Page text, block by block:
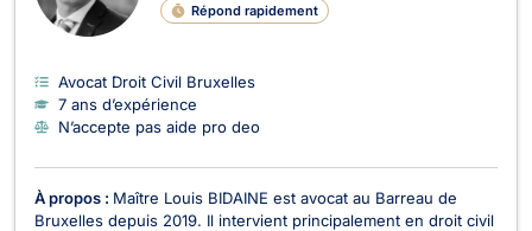
Répond rapidement
E
Avocat Droit Civil Bruxelles
7 ans d’expérience
N’accepte pas aide pro deo
À propos : Maître Louis BIDAINE est avocat au Barreau de
Bruxelles depuis 2019. Il intervient principalement en droit civil